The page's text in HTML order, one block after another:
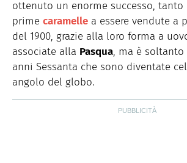
ottenuto un enorme successo, tanto
prime caramelle a essere vendute a
del 1900, grazie alla loro forma a
associate alla Pasqua, ma è soltanto
anni Sessanta che sono diventate
angolo del globo.